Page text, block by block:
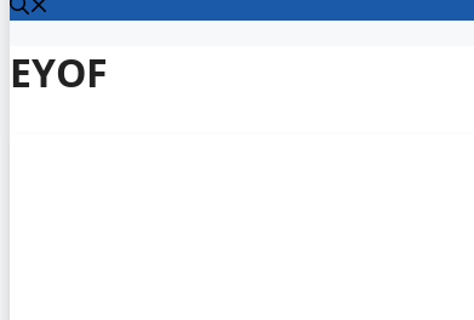
EYOF